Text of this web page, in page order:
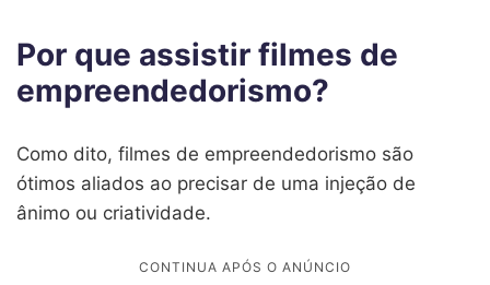
Por que assistir filmes de
empreendedorismo?
Como dito, filmes de empreendedorismo são
ótimos aliados ao precisar de uma injeção de
ânimo ou criatividade.